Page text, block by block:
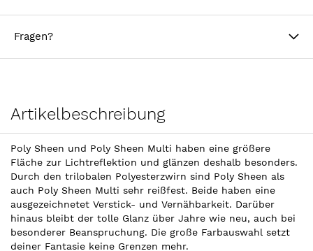
Fragen?
Artikelbeschreibung
Poly Sheen und Poly Sheen Multi haben eine größere
Fläche zur Lichtreflektion und glänzen deshalb besonders.
Durch den trilobalen Polyesterzwirn sind Poly Sheen als
auch Poly Sheen Multi sehr reißfest. Beide haben eine
ausgezeichnetet Verstick- und Vernähbarkeit. Darüber
hinaus bleibt der tolle Glanz über Jahre wie neu, auch bei
besonderer Beanspruchung. Die große Farbauswahl setzt
deiner Fantasie keine Grenzen mehr.